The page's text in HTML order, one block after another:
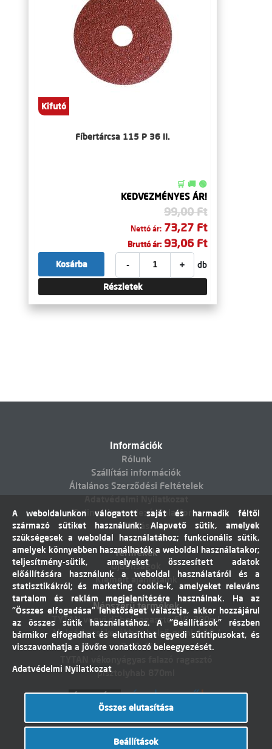
Kifutó
Fíbertárcsa 115 P 36 II.
🛒 🚚 🟢
KEDVEZMÉNYES ÁR!
99,00 Ft
Nettó ár: 73,27 Ft
Bruttó ár: 93,06 Ft
- + db
Kosárba
Részletek
Információk
Rólunk
Szállítási információk
Általános Szerződési Feltételek
Online vitarendezési platform
Elállás
Termékek
Újdonságok
Kiemelt ajánlataink
Népszerű termékek
TYTAN vegyi dübel ragasztó EVI. 300ml
Molnárkocsi kerékhez belső gumi 4,10 /
3,50-4"
pisztolyhab 870ml
A weboldalunkon válogatott saját és harmadik féltől
származó sütiket használunk: Alapvető sütik, amelyek
szükségesek a weboldal használatához; funkcionális sütik,
amelyek könnyebben használhatók a weboldal használatakor;
teljesítmény-sütik, amelyeket összesített adatok
előállítására használunk a weboldal használatáról és a
statisztikákról; és marketing cookie-k, amelyeket releváns
tartalom és reklám megjelenítésére használnak. Ha az
"Összes elfogadása" lehetőséget választja, akkor hozzájárul
az összes sütik használatához. A "Beállítások" részben
bármikor elfogadhat és elutasíthat egyedi sütitípusokat, és
visszavonhatja a jövőre vonatkozó beleegyezését.
Adatvédelmi Nyilatkozat
Összes elutasítása
Beállítások